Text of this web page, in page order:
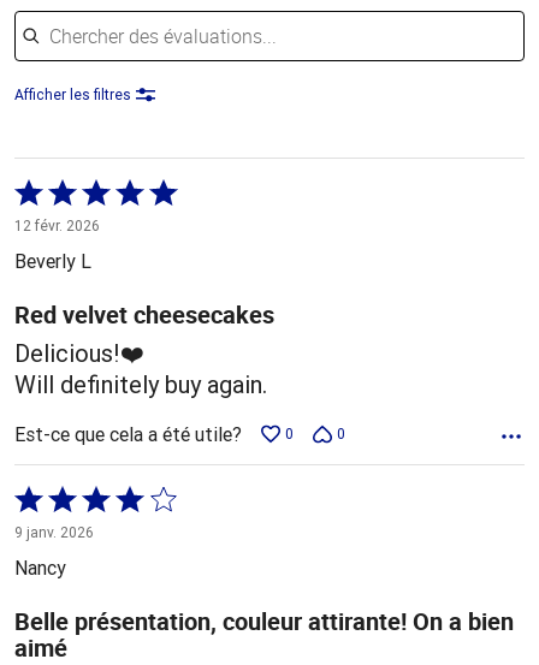
Chercher des évaluations
Afficher les filtres
Coté
5 sur
5
12 févr. 2026
Beverly L
Red velvet cheesecakes
Delicious!❤️
Will definitely buy again.
Est-ce que cela a été utile? 0 0
Coté
4 sur
5
9 janv. 2026
Nancy
Belle présentation, couleur attirante! On a bien
aimé